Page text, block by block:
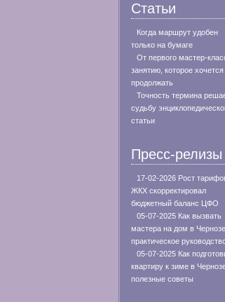
Статьи
Когда маршрут удобен
только на бумаге
От первого мастер-
занятию, которое хочется
продолжать
Точность термина
судьбу
статьи
Пресс-релизы
17-02-2026 Рост
ЖКХ скорректировал
бюджетный баланс ЦФО
05-07-2025 Как вызвать
мастера на дом в
практическое
05-07-2025 Как
квартиру к зиме в
полезные советы